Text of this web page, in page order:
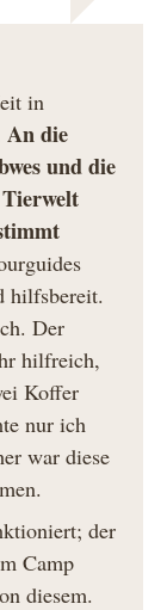
in
An die
und die
hilfsbereit.
Der
hilfreich,
Koffer
nur ich
war diese
der
Camp
diesem.